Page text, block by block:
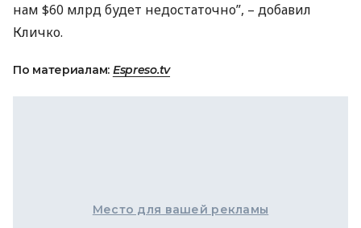
нам $60 млрд будет недостаточно”, – добавил
Кличко.
По материалам: Espreso.tv
Место для вашей рекламы